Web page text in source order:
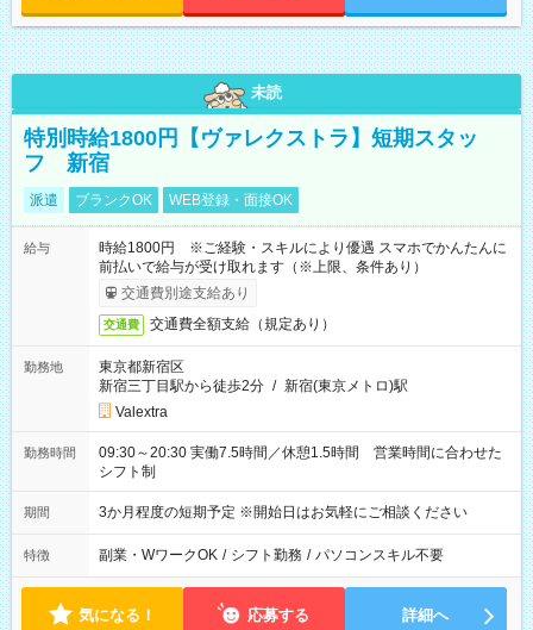
未読
特別時給1800円【ヴァレクストラ】短期スタッ
フ 新宿
派遣 ブランクOK WEB登録・面接OK
給与
時給1800円 ※ご経験・スキルにより優遇 スマホでかんたんに
前払いで給与が受け取れます（※上限、条件あり）
交通費別途支給あり
交通費 交通費全額支給（規定あり）
勤務地
東京都新宿区
新宿三丁目駅から徒歩2分 / 新宿(東京メトロ)駅
Valextra
勤務時間
09:30～20:30 実働7.5時間／休憩1.5時間 営業時間に合わせた
シフト制
期間 3か月程度の短期予定 ※開始日はお気軽にご相談ください
特徴 副業・WワークOK / シフト勤務 / パソコンスキル不要
気になる！ 応募する 詳細へ